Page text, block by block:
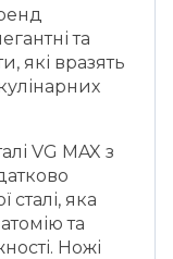
та
які вразять
VG MAX з
яка
та
Ножі